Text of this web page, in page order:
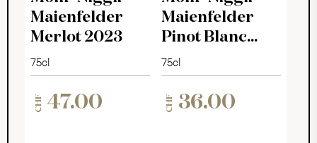
Maienfelder
Merlot 2023
75cl
CHF 47.00
Maienfelder
Pinot Blanc
2024
75cl
CHF 36.00